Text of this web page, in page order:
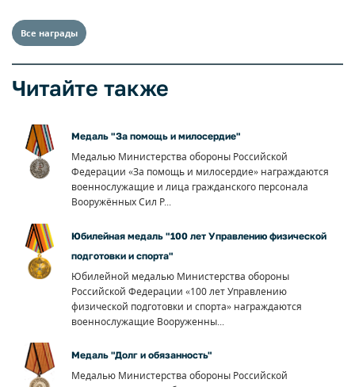
Все награды
Читайте также
Медаль "За помощь и милосердие"
Медалью Министерства обороны Российской
Федерации «За помощь и милосердие» награждаются
военнослужащие и лица гражданского персонала
Вооружённых Сил Р...
Юбилейная медаль "100 лет Управлению физической
подготовки и спорта"
Юбилейной медалью Министерства обороны
Российской Федерации «100 лет Управлению
физической подготовки и спорта» награждаются
военнослужащие Вооруженны...
Медаль "Долг и обязанность"
Медалью Министерства обороны Российской